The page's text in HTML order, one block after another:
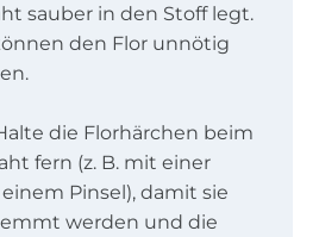
sauber in den Stoff legt.
den Flor unnötig
die Florhärchen beim
fern (z. B. mit einer
Pinsel), damit sie
werden und die